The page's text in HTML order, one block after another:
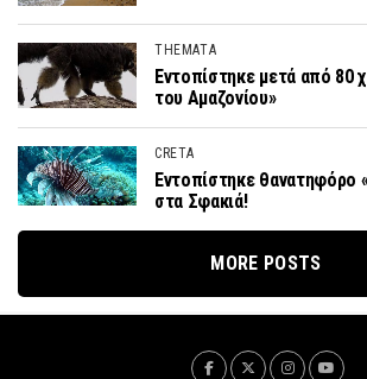
THEMATA
Εντοπίστηκε μετά από 80
του Αμαζονίου»
CRETA
Εντοπίστηκε θανατηφόρο
στα Σφακιά!
MORE POSTS